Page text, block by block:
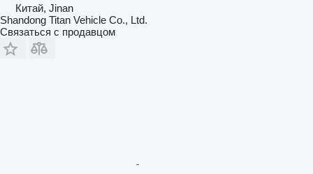
Китай, Jinan
Shandong Titan Vehicle Co., Ltd.
Связаться с продавцом